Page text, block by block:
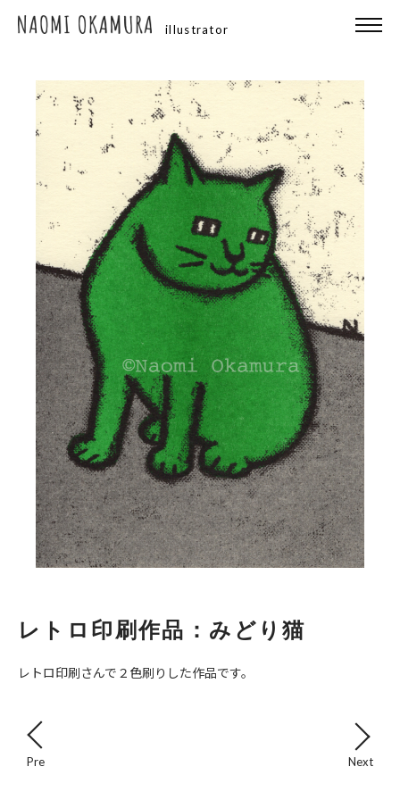
illustrator
レトロ印刷作品：みどり猫
レトロ印刷さんで２色刷りした作品です。
Pre Next